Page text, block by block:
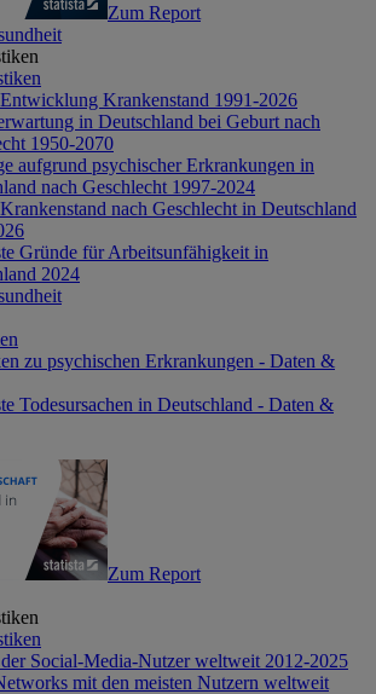
Zum Report
Krankenstand 1991-2026
in Deutschland bei Geburt nach
1950-2070
aufgrund psychischer Erkrankungen in
nach Geschlecht 1997-2024
nach Geschlecht in Deutschland
Gründe für Arbeitsunfähigkeit in
2024
zu psychischen Erkrankungen - Daten &
Todesursachen in Deutschland - Daten &
Zum Report
Social-Media-Nutzer weltweit 2012-2025
mit den meisten Nutzern weltweit